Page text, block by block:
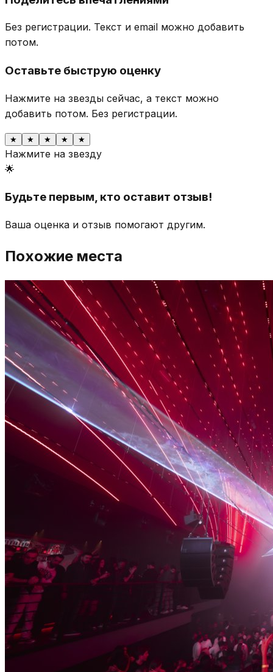
Без регистрации. Текст и email можно добавить
потом.
Оставьте быструю оценку
Нажмите на звезды сейчас, а текст можно
добавить потом. Без регистрации.
★ ★ ★ ★ ★
Нажмите на звезду
🌟
Будьте первым, кто оставит отзыв!
Ваша оценка и отзыв помогают другим.
Похожие места